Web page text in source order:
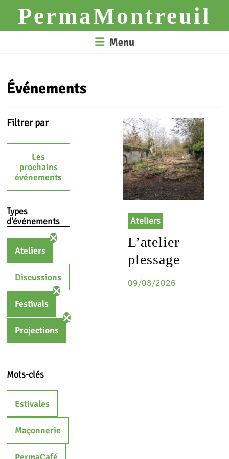
contentPermaMontreuil
Menu
Événements
Filtrer par
Les
prochains
événements
Types
d'événements
Ateliers
Discussions
Festivals
Projections
Mots-clés
Estivales
Maçonnerie
Ateliers
L’atelier
plessage
09/08/2026